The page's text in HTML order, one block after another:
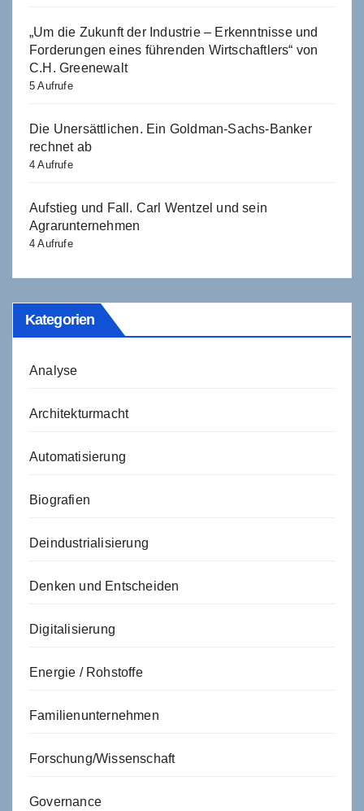
„Um die Zukunft der Industrie – Erkenntnisse und
Forderungen eines führenden Wirtschaftlers“ von
C.H. Greenewalt
5 Aufrufe
Die Unersättlichen. Ein Goldman-Sachs-Banker
rechnet ab
4 Aufrufe
Aufstieg und Fall. Carl Wentzel und sein
Agrarunternehmen
4 Aufrufe
Kategorien
Analyse
Architekturmacht
Automatisierung
Biografien
Deindustrialisierung
Denken und Entscheiden
Digitalisierung
Energie / Rohstoffe
Familienunternehmen
Forschung/Wissenschaft
Governance